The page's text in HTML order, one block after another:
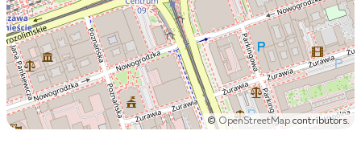
©OpenStreetMapcontributors.